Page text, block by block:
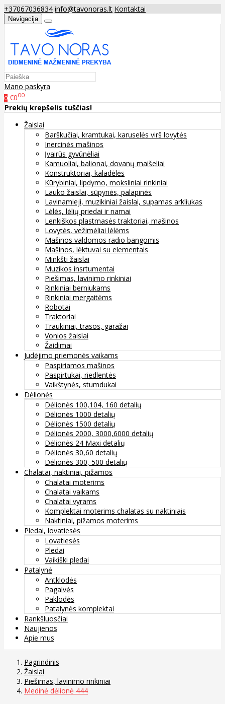
+37067036834 info@tavonoras.lt Kontaktai
Navigacija
Mano paskyra
0 €000
Prekių krepšelis tuščias!
Žaislai
Barškučiai, kramtukai, karuselės virš lovytės
Inercinės mašinos
Įvairūs gyvūnėliai
Kamuoliai, balionai, dovanų maišeliai
Konstruktoriai, kaladėlės
Kūrybiniai, lipdymo, moksliniai rinkiniai
Lauko žaislai, sūpynės, palapinės
Lavinamieji, muzikiniai žaislai, supamas arkliukas
Lėlės, lėlių priedai ir namai
Lenkiškos plastmasės traktoriai, mašinos
Lovytės, vežimėliai lėlėms
Mašinos valdomos radio bangomis
Mašinos, lėktuvai su elementais
Minkšti žaislai
Muzikos insrtumentai
Piešimas, lavinimo rinkiniai
Rinkiniai berniukams
Rinkiniai mergaitėms
Robotai
Traktoriai
Traukiniai, trasos, garažai
Vonios žaislai
Žaidimai
Judėjimo priemonės vaikams
Paspiriamos mašinos
Paspirtukai, riedlentės
Vaikštynės, stumdukai
Dėlionės
Dėlionės 100,104, 160 detalių
Dėlionės 1000 detalių
Dėlionės 1500 detalių
Dėlionės 2000, 3000,6000 detalių
Dėlionės 24 Maxi detalių
Dėlionės 30,60 detalių
Dėlionės 300, 500 detalių
Chalatai, naktiniai, pižamos
Chalatai moterims
Chalatai vaikams
Chalatai vyrams
Komplektai moterims chalatas su naktiniais
Naktiniai, pižamos moterims
Pledai, lovatiesės
Lovatiesės
Pledai
Vaikiški pledai
Patalynė
Antklodės
Pagalvės
Paklodės
Patalynės komplektai
Rankšluosčiai
Naujienos
Apie mus
Pagrindinis
Žaislai
Piešimas, lavinimo rinkiniai
Medinė dėlionė 444